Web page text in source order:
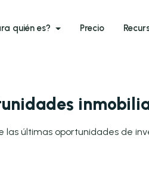
quién es? Precio
las últimas oportunidades de